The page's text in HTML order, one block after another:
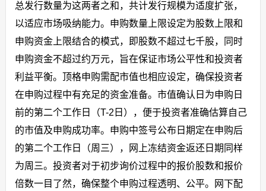
总发行数量为这两者之和，共计发行规模为适度扩张，
以适应市场吸纳能力。申购数量上限设定为股数上限和
申购资金上限结合的模式，即股数不超过七千股，同时
申购资金不超过约万元，旨在保证市场公平性和投资者
利益平衡。顶格申购需配市值也相应设定，确保投资者
在申购过程中有充足的资金准备。市值确认日为申购日
前的第二个工作日（T-2日），便于投资者准确估算自己
的市值及申购成功率。申购中签号公布日期定在申购后
的第二个工作日（周三），网上冻结资金返还日期同样
为周三。投资者对于初步询价过程中的报价股数和报价
倍数一目了然，确保整个申购过程透明、公平。网下配